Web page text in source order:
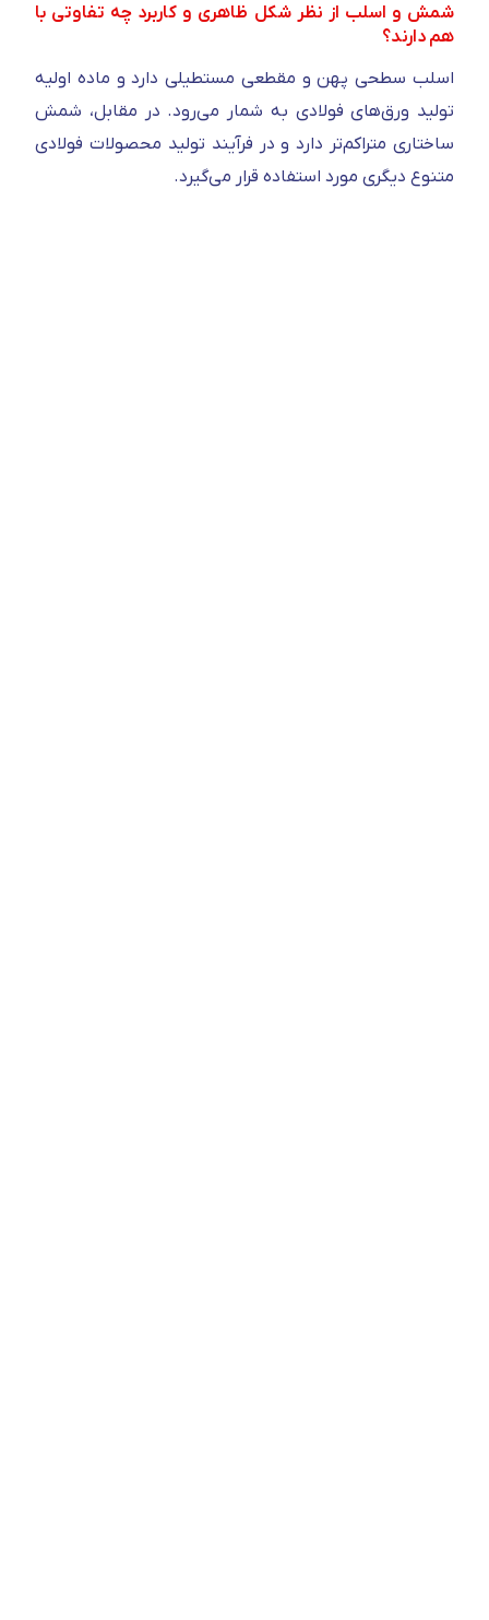
شمش و اسلب از نظر شکل ظاهری و کاربرد چه تفاوتی با
هم دارند؟
اسلب سطحی پهن و مقطعی مستطیلی دارد و ماده اولیه
تولید ورق‌های فولادی به شمار می‌رود. در مقابل، شمش
ساختاری متراکم‌تر دارد و در فرآیند تولید محصولات فولادی
متنوع دیگری مورد استفاده قرار می‌گیرد.